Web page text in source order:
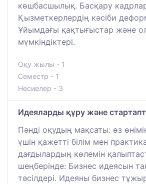
көшбасшылық. Басқару
Қызметкерлердің кәсіби
Ұйымдағы қақтығыстар және
мүмкіндіктері.
Оқу жылы - 1
Семестр - 1
Несиелер - 3
Идеяларды құру және
Пәнді оқудың мақсаты: өз
үшін қажетті білім мен
дағдылардың көлемін
шеңберінде: Бизнес идеясын
тәсілдері. Идеяны бизнес